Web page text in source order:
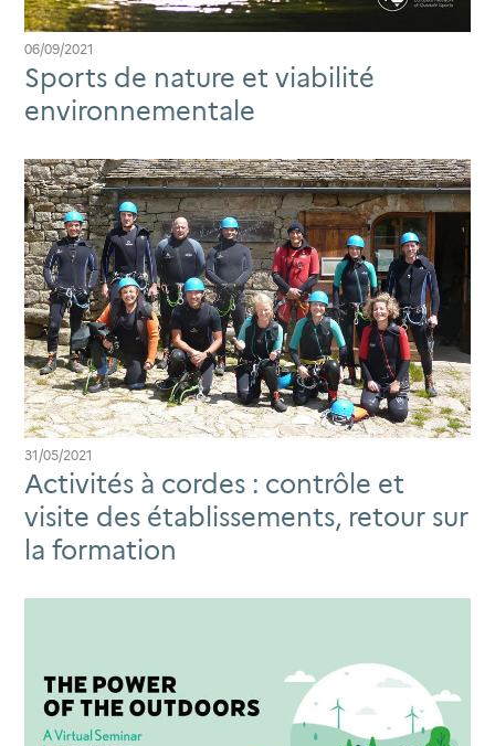
06/09/2021
Sports de nature et viabilité
environnementale
31/05/2021
Activités à cordes : contrôle et
visite des établissements, retour sur
la formation